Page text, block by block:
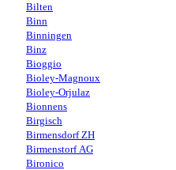
Bilten
Binn
Binningen
Binz
Bioggio
Bioley-Magnoux
Bioley-Orjulaz
Bionnens
Birgisch
Birmensdorf ZH
Birmenstorf AG
Bironico